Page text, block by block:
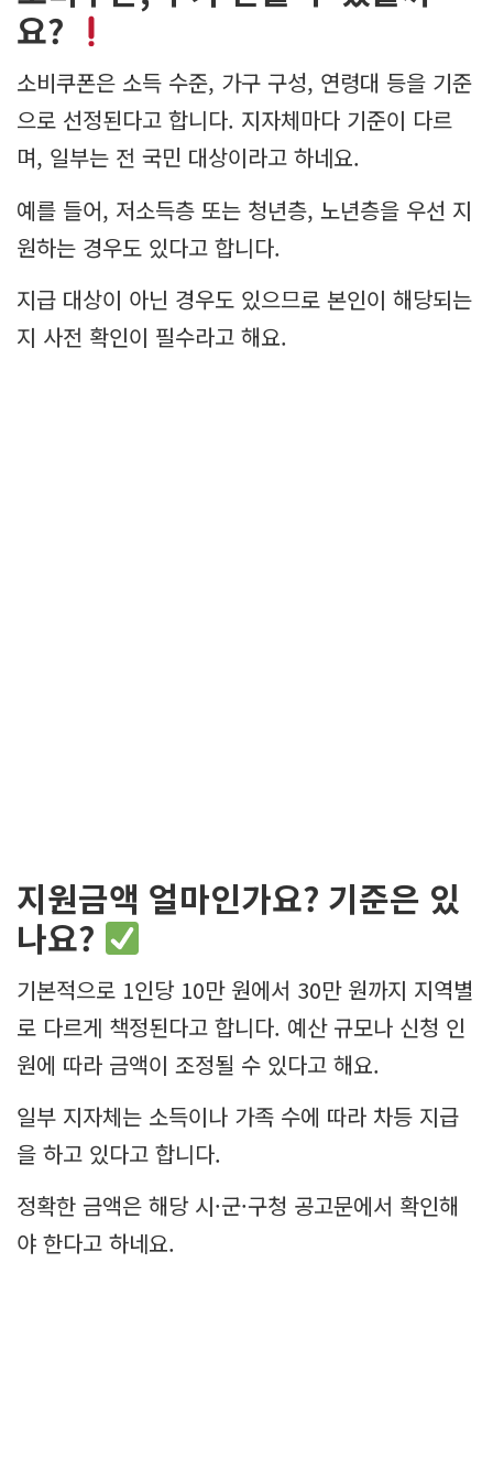
요?
소비쿠폰은 소득 수준, 가구 구성, 연령대 등을 기준
으로 선정된다고 합니다. 지자체마다 기준이 다르
며, 일부는 전 국민 대상이라고 하네요.
예를 들어, 저소득층 또는 청년층, 노년층을 우선 지
원하는 경우도 있다고 합니다.
지급 대상이 아닌 경우도 있으므로 본인이 해당되는
지 사전 확인이 필수라고 해요.
지원금액 얼마인가요? 기준은 있
나요?
기본적으로 1인당 10만 원에서 30만 원까지 지역별
로 다르게 책정된다고 합니다. 예산 규모나 신청 인
원에 따라 금액이 조정될 수 있다고 해요.
일부 지자체는 소득이나 가족 수에 따라 차등 지급
을 하고 있다고 합니다.
정확한 금액은 해당 시·군·구청 공고문에서 확인해
야 한다고 하네요.